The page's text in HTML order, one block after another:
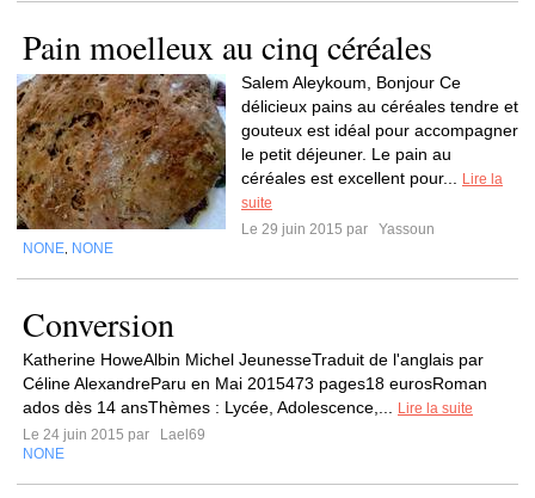
Pain moelleux au cinq céréales
Salem Aleykoum, Bonjour Ce
délicieux pains au céréales tendre et
gouteux est idéal pour accompagner
le petit déjeuner. Le pain au
céréales est excellent pour...
Lire la
suite
Le 29 juin 2015 par
Yassoun
NONE NONE
Conversion
Katherine HoweAlbin Michel JeunesseTraduit de l'anglais par
Céline AlexandreParu en Mai 2015473 pages18 eurosRoman
ados dès 14 ansThèmes : Lycée, Adolescence,...
Lire la suite
Le 24 juin 2015 par
Lael69
NONE